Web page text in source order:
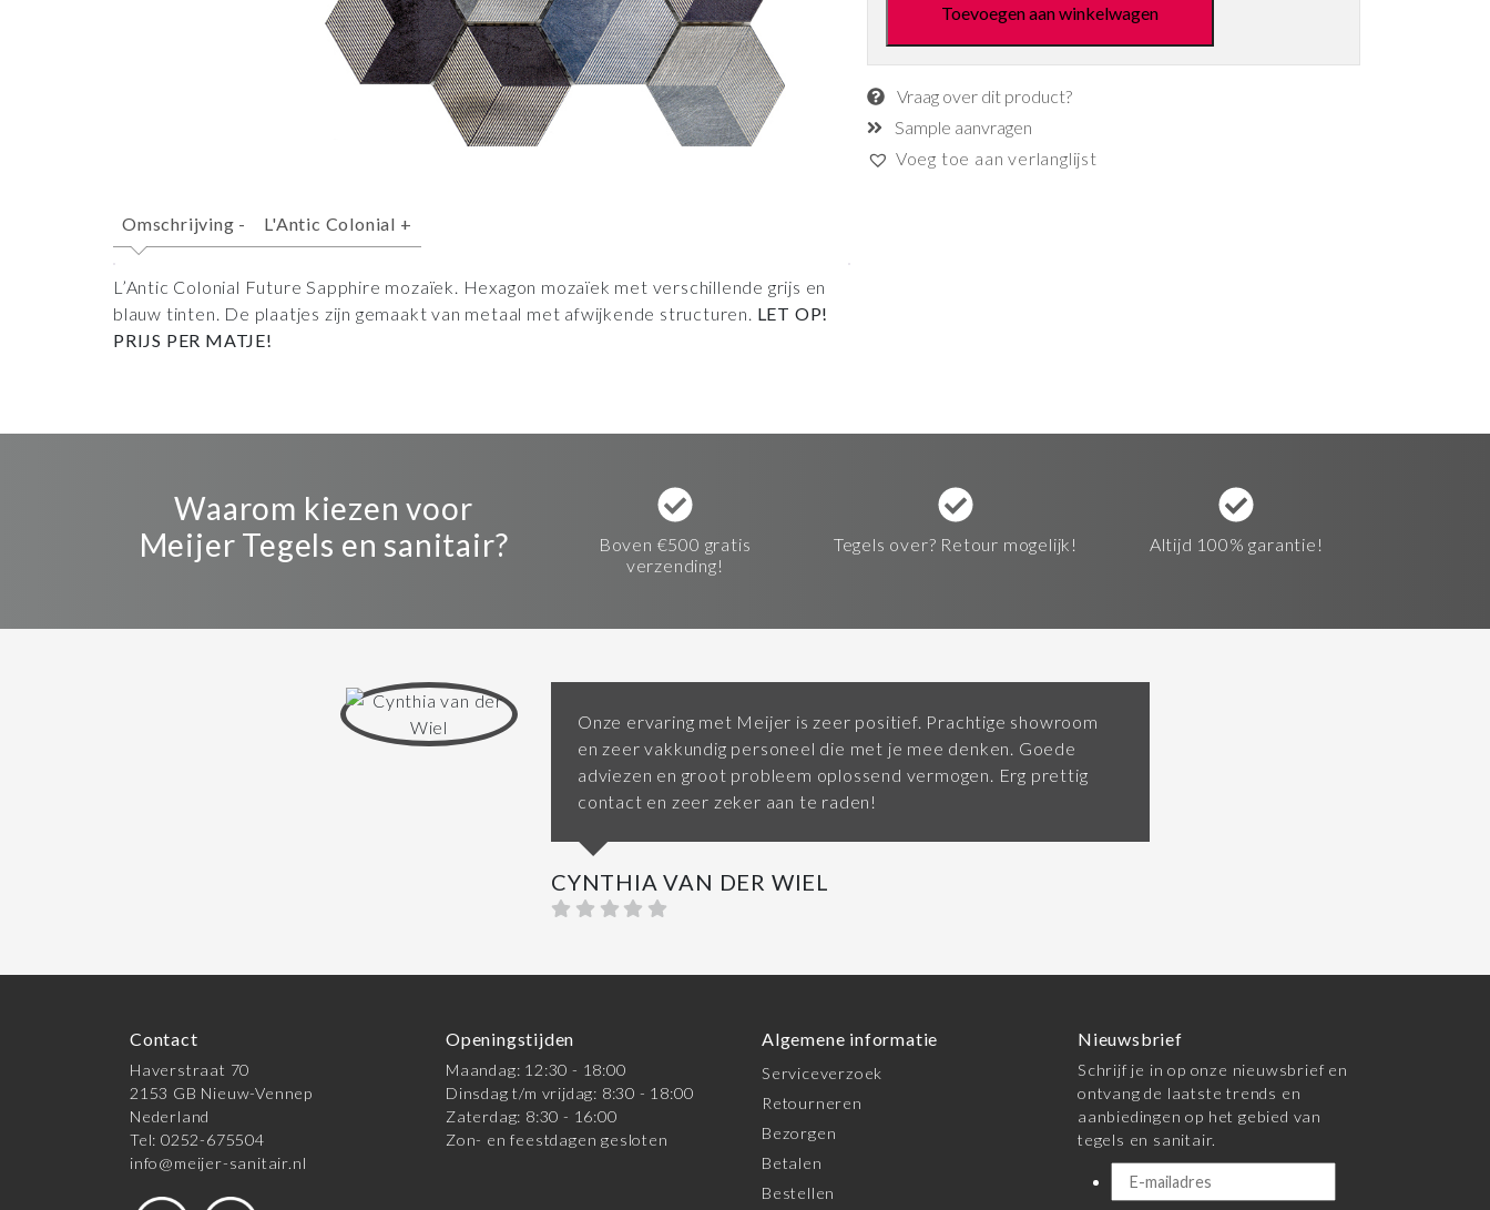
Omschrijving - L'Antic Colonial +
L’Antic Colonial Future Sapphire mozaïek. Hexagon mozaïek met verschillende grijs en
blauw tinten. De plaatjes zijn gemaakt van metaal met afwijkende structuren. LET OP!
PRIJS PER MATJE!
Toevoegen aan winkelwagen
Vraag over dit product?
Sample aanvragen
Voeg toe aan verlanglijst
Waarom kiezen voor
Meijer Tegels en sanitair?
Boven €500 gratis
verzending!
Tegels over? Retour mogelijk! Altijd 100% garantie!
Onze ervaring met Meijer is zeer positief. Prachtige showroom
en zeer vakkundig personeel die met je mee denken. Goede
adviezen en groot probleem oplossend vermogen. Erg prettig
contact en zeer zeker aan te raden!
CYNTHIA VAN DER WIEL
Contact
Haverstraat 70
2153 GB Nieuw-Vennep
Nederland
Tel: 0252-675504
info@meijer-sanitair.nl
Openingstijden
Maandag: 12:30 - 18:00
Dinsdag t/m vrijdag: 8:30 - 18:00
Zaterdag: 8:30 - 16:00
Zon- en feestdagen gesloten
Algemene informatie
Serviceverzoek
Retourneren
Bezorgen
Betalen
Bestellen
Nieuwsbrief
Schrijf je in op onze nieuwsbrief en
ontvang de laatste trends en
aanbiedingen op het gebied van
tegels en sanitair.